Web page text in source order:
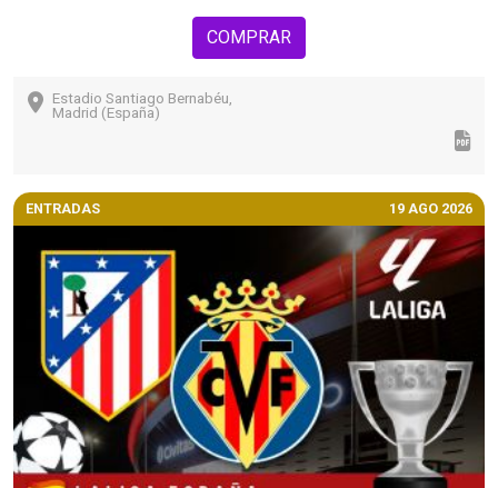
COMPRAR
Estadio Santiago Bernabéu,
Madrid (España)
ENTRADAS 19 AGO 2026